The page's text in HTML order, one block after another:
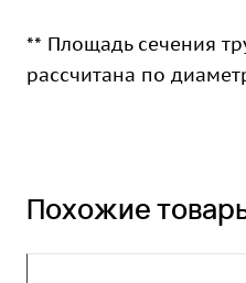
** Площадь сечения
рассчитана по
Похожие